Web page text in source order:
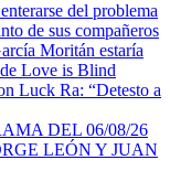
del problema
de sus compañeros
Moritán estaría
Love is Blind
Luck Ra: “Detesto a
DEL 06/08/26
LEÓN Y JUAN